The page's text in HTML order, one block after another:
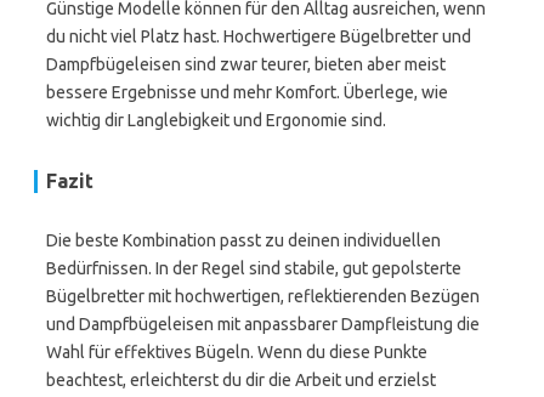
Günstige Modelle können für den Alltag ausreichen, wenn
du nicht viel Platz hast. Hochwertigere Bügelbretter und
Dampfbügeleisen sind zwar teurer, bieten aber meist
bessere Ergebnisse und mehr Komfort. Überlege, wie
wichtig dir Langlebigkeit und Ergonomie sind.
Fazit
Die beste Kombination passt zu deinen individuellen
Bedürfnissen. In der Regel sind stabile, gut gepolsterte
Bügelbretter mit hochwertigen, reflektierenden Bezügen
und Dampfbügeleisen mit anpassbarer Dampfleistung die
Wahl für effektives Bügeln. Wenn du diese Punkte
beachtest, erleichterst du dir die Arbeit und erzielst